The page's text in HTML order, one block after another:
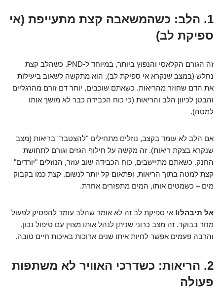
1. הלב: כשהמשאבה קצת מתעייפת (אי
ספיקת לב)
זה הגורם הקלאסי והנפוץ ביותר, במיוחד ל-PND. כשהלב קצת
נחלש (במצב שנקרא אי ספיקת לב), הוא מתקשה לשאוב ביעילות
את הדם שחוזר מהריאות. כשאתם שוכבים, יותר דם זורם מהרגליים
והבטן לכיוון הלב והריאות (כי כוח הכבידה כבר לא מושך אותו
למטה).
אם הלב לא עומד בקצב, נוזלים מתחילים "להצטבר" בריאות (מצב
שנקרא בצקת ריאות). זה מקשה על חילוף הגזים וגורם לתחושת
החנק. כשאתם מתיישבים, כוח הכבידה שוב עוזר, הנוזלים "יורדים"
קצת למטה בתוך הריאות, ופתאום קל יותר לנשום. קצת כמו בקבוק
מים – כשמטים אותו, המים מתפזרים אחרת.
אל תיבהלו! אי ספיקת לב זה לא אומר שהלב עומד להפסיק לפעול
מחר בבוקר. זה מצב כרוני שניתן לנהל אותו מצוין עם טיפול נכון,
והרבה פעמים אפשר לחיות איתו שנים ארוכות באיכות חיים טובה.
2. הריאות: כשדרכי האוויר לא משתפות
פעולה